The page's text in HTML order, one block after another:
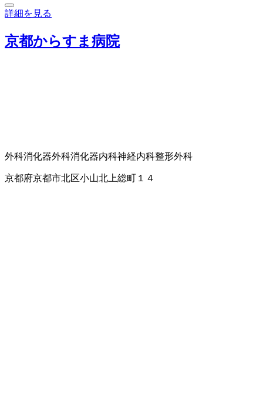
詳細を見る
京都からすま病院
外科消化器外科消化器内科神経内科整形外科
京都府京都市北区小山北上総町１４